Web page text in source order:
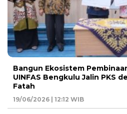
Bangun Ekosistem
UINFAS Bengkulu Jalin PKS
Fatah
19/06/2026 | 12:12 WIB